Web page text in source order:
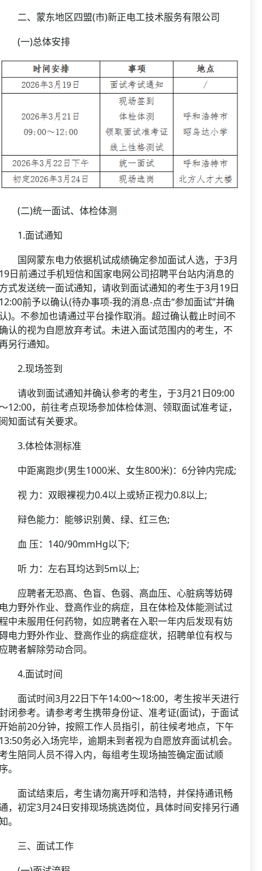
、蒙东地区四盟(市)新正电工技术服务有限公司
一)总体安排
二)统一面试、体检体测
面试通知
网蒙东电力依据机试成绩确定参加面试人选，于3月
日前通过手机短信和国家电网公司招聘平台站内消息的
式发送统一面试通知，请收到面试通知的考生于3月19日
前予以确认(待办事项-我的消息-点击“参加面试”并确
)。不参加也请通过平台操作取消。超过确认截止时间不
认的视为自愿放弃考试。未进入面试范围内的考生，不
另行通知。
现场签到
收到面试通知并确认参考的考生，于3月21日09:00
12:00，前往考点现场参加体检体测、领取面试准考证，
知面试有关要求。
体检体测标准
距离跑步(男生1000米、女生800米)：6分钟内完成;
力：双眼裸视力0.4以上或矫正视力0.8以上;
色能力：能够识别黄、绿、红三色;
压：140/90mmHg以下;
力：左右耳均达到5m以上;
聘者无恐高、色盲、色弱、高血压、心脏病等妨碍
力野外作业、登高作业的病症，且在体检及体能测试过
中未服用任何药物，如应聘者在入职一年内后发现有妨
电力野外作业、登高作业的病症症状，招聘单位有权与
聘者解除劳动合同。
面试时间
试时间3月22日下午14:00～18:00，考生按半天进行
闭参考。请参考考生携带身份证、准考证(面试)，于面试
始前20分钟，按照工作人员指引，前往候考地点，下午
务必入场完毕，逾期未到者视为自愿放弃面试机会。
生陪同人员不得入内，每组考生现场抽签确定面试顺
。
试结束后，考生请勿离开呼和浩特，并保持通讯畅
，初定3月24日安排现场挑选岗位，具体时间安排另行通
。
、面试工作